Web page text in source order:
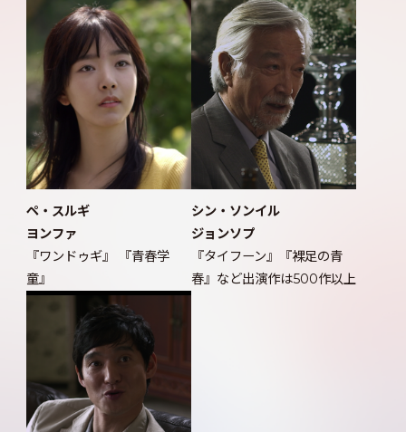
ペ・スルギ
ヨンファ
『ワンドゥギ』 『青春学
童』
シン・ソンイル
ジョンソプ
『タイフーン』『裸足の青
春』など出演作は500作以上